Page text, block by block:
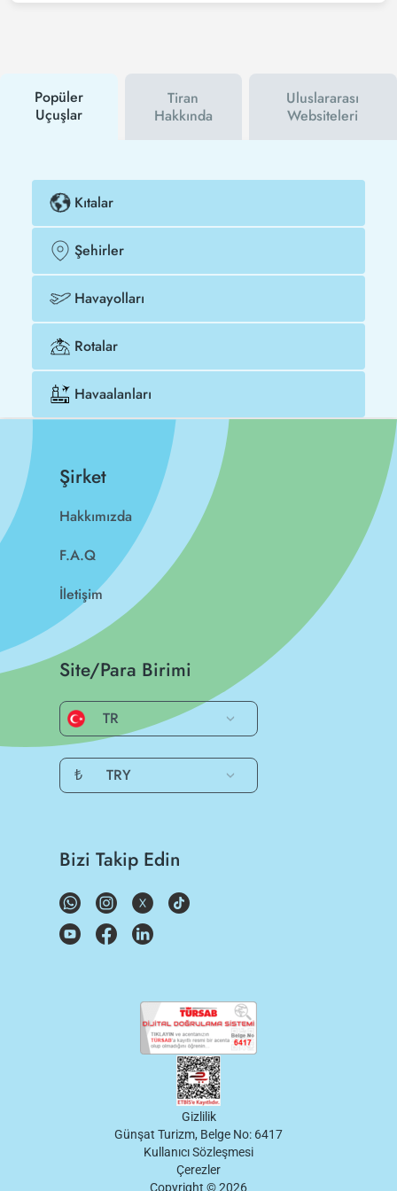
alabilirsiniz.
Popüler
Uçuşlar
Tiran
Hakkında
Uluslararası
Websiteleri
Kıtalar
Şehirler
Havayolları
Rotalar
Havaalanları
Şirket
Hakkımızda
F.A.Q
İletişim
Site/Para Birimi
TR
₺ TRY
Bizi Takip Edin
Gizlilik
Günşat Turizm, Belge No: 6417
Kullanıcı Sözleşmesi
Çerezler
Copyright ©2026